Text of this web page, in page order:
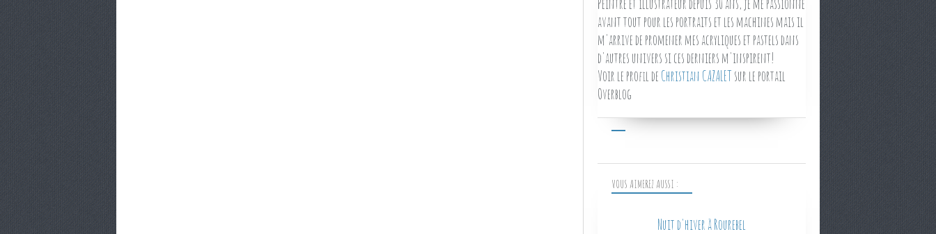
Peintre et illustrateur depuis 30 ans, je me passionne
avant tout pour les portraits et les machines mais il
m'arrive de promener mes acryliques et pastels dans
d'autres univers si ces derniers m'inspirent!
Voir le profil de Christian CAZALET sur le portail
Overblog
VOUS AIMEREZ AUSSI :
Nuit d'hiver à Rourebel